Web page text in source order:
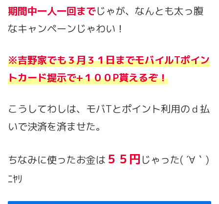
期間中一人一回までじゃが、なんとも太っ腹
なキャンペーンじゃわい！
※吉野家でも３月３１日までモバイルTポイン
トカード提示で+１００P貰えるぞ！
こうしてわしは、モバTとポイント利用のｄ払
いで決済を済ませた。
ちなみに使ったお金は ５５円じゃった( ´∀｀)
ﾆﾔﾘ